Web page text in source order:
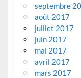
septembre
août 2017
juillet 2017
juin 2017
mai 2017
avril 2017
mars 2017